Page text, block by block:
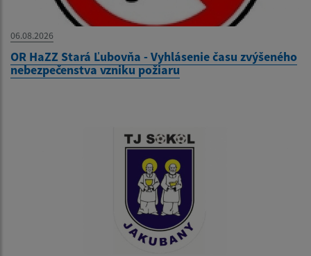
06.08.2026
OR HaZZ Stará Ľubovňa - Vyhlásenie času zvýšeného
nebezpečenstva vzniku požiaru